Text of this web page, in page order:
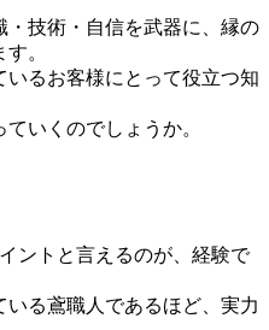
技術・自信を武器に、縁の
。
るお客様にとって役立つ知
いくのでしょうか。
ントと言えるのが、経験で
る鳶職人であるほど、実力